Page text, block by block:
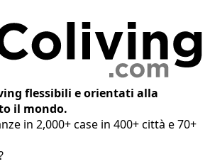
flessibili e orientati alla
il mondo.
in 2,000+ case in 400+ città e 70+